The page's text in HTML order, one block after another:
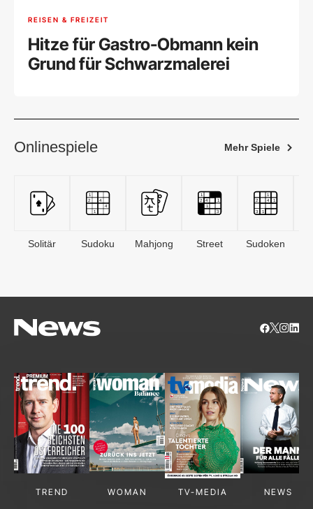
REISEN & FREIZEIT
Hitze für Gastro-Obmann kein
Grund für Schwarzmalerei
Onlinespiele Mehr Spiele
Solitär Sudoku Mahjong Street Sudoken
TREND WOMAN TV-MEDIA NEWS